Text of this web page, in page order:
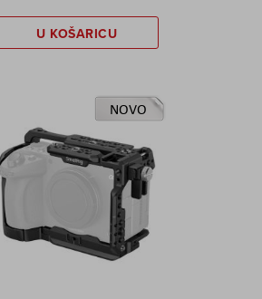
U KOŠARICU
NOVO